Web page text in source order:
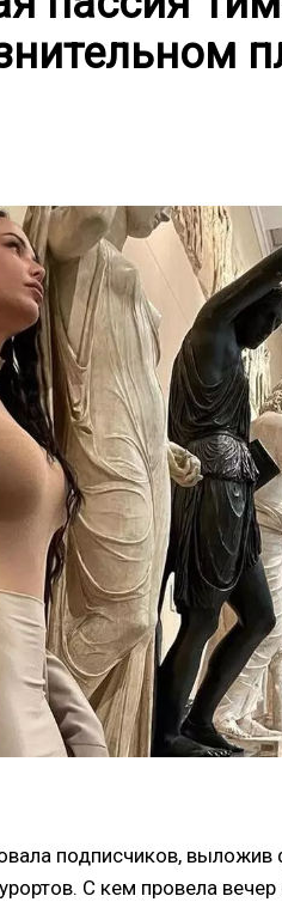
подписчиков, выложив
С кем провела